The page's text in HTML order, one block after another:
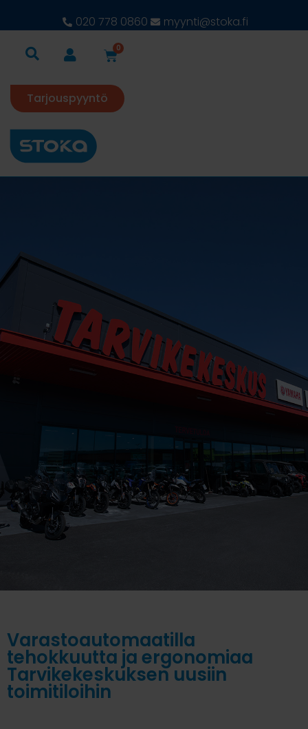
020 778 0860 myynti@stoka.fi
0
Tarjouspyyntö
Varastoautomaatilla
tehokkuutta ja ergonomiaa
Tarvikekeskuksen uusiin
toimitiloihin